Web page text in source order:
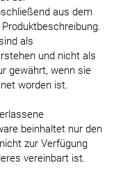
aus dem
als
und nicht als
gewährt, wenn sie
worden ist.
beinhaltet nur den
zur Verfügung
vereinbart ist.